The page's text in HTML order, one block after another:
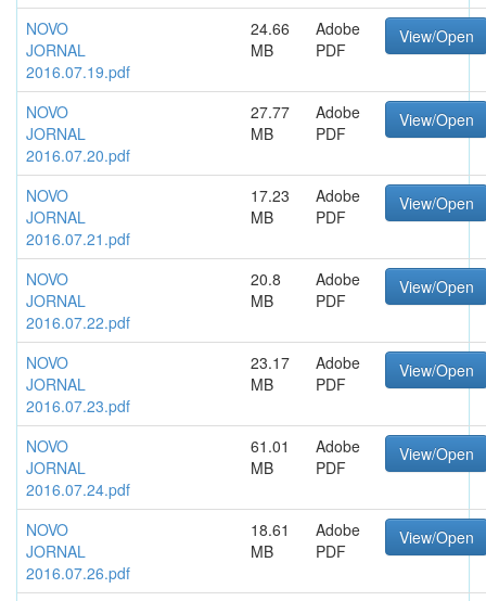
NOVO
JORNAL
2016.07.19.pdf
24.66
MB
Adobe
PDF
View/Open
NOVO
JORNAL
2016.07.20.pdf
27.77
MB
Adobe
PDF
View/Open
NOVO
JORNAL
2016.07.21.pdf
17.23
MB
Adobe
PDF
View/Open
NOVO
JORNAL
2016.07.22.pdf
20.8
MB
Adobe
PDF
View/Open
NOVO
JORNAL
2016.07.23.pdf
23.17
MB
Adobe
PDF
View/Open
NOVO
JORNAL
2016.07.24.pdf
61.01
MB
Adobe
PDF
View/Open
NOVO
JORNAL
2016.07.26.pdf
18.61
MB
Adobe
PDF
View/Open